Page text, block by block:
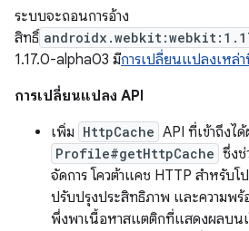
ระบบจะถอนการอ้าง
สิทธิ์
1.17.0-alpha03 มีการเปลี่ยนแปลงเหล่
การเปลี่ยนแปลง API
เพิ่ม HttpCache API ที่เข้าถึงไ
Profile#getHttpCache ซึ่ง
จัดการ โควต้าแคช HTTP สำหรับโ
ปรับปรุงประสิทธิภาพ และความพ
พึ่งพาเนื้อหาสแตติกที่แสดงผลบนเ